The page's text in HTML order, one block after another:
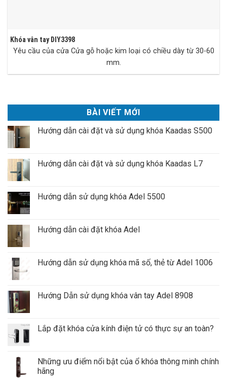
Khóa vân tay DIY3398
Yêu cầu của cửa Cửa gỗ hoặc kim loại có chiều dày từ 30-60
mm.
BÀI VIẾT MỚI
Hướng dẫn cài đặt và sử dụng khóa Kaadas S500
Hướng dẫn cài đặt và sử dụng khóa Kaadas L7
Hướng dẫn sử dụng khóa Adel 5500
Hướng dẫn cài đặt khóa Adel
Hướng dẫn sử dụng khóa mã số, thẻ từ Adel 1006
Hướng Dẫn sử dụng khóa vân tay Adel 8908
Lắp đặt khóa cửa kính điện tử có thực sự an toàn?
Những ưu điểm nổi bật của ổ khóa thông minh chính
hãng